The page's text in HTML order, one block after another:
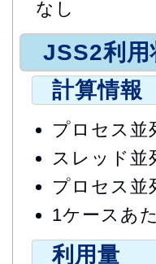
なし
JSS2利用
計算情報
プロセス並
スレッド並
プロセス並
1ケースあ
利用量